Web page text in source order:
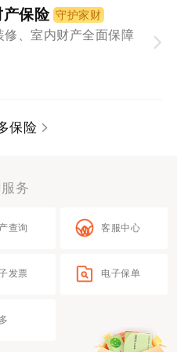
保险 守护家财
修、室内财产全面保障
保险
务
查询 客服中心
发票 电子保单